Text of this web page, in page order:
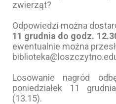
zwierząt?
Odpowiedzi można
11 grudnia do godz.
ewentualnie można
Losowanie nagród
poniedziałek 11
(13.15).